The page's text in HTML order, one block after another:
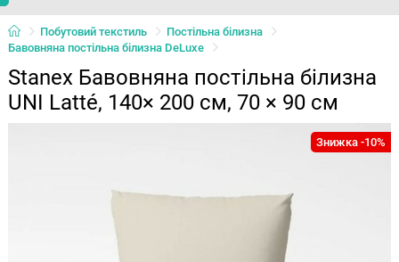
Побутовий текстиль
Постільна білизна
Бавовняна постільна білизна DeLuxe
Stanex Бавовняна постільна білизна
UNI Latté, 140× 200 см, 70 × 90 см
Знижка -10%